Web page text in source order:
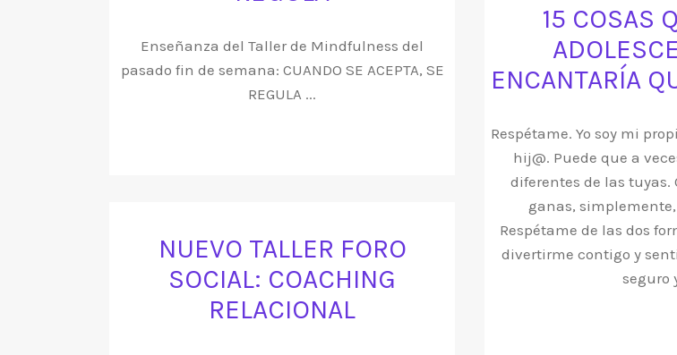
Enseñanza del Taller de Mindfulness del
pasado fin de semana: CUANDO SE ACEPTA, SE
REGULA ...
15 COSAS
ENCANTARÍA
Respétame. Yo soy mi
hij@. Puede que a
diferentes de las tuyas.
ganas,
Respétame de las dos
divertirme contigo y
seguro
NUEVO TALLER FORO
SOCIAL: COACHING
RELACIONAL